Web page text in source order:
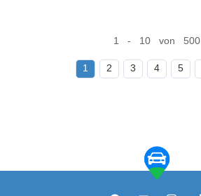
1 - 10 von 500
1 2 3 4 5